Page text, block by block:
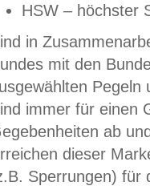
HSW – höchster
in
mit den
immer für einen
ab
dieser
Sperrungen) für